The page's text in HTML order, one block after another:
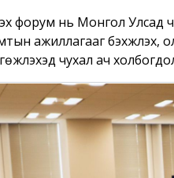
форум нь Монгол Улсад
ажиллагааг
чухал ач